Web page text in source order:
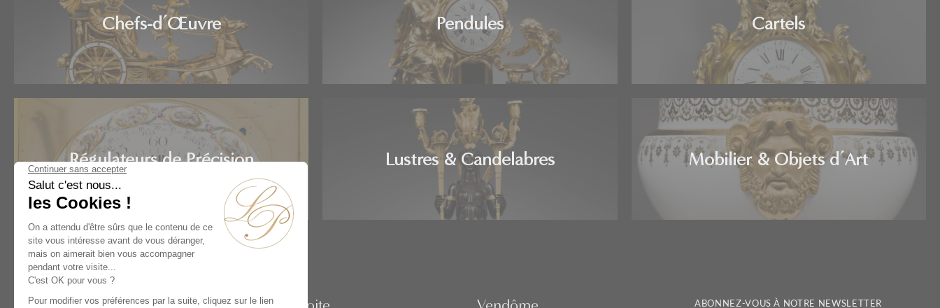
Chefs-d’Œuvre Pendules Cartels
Régulateurs de Précision Lustres & Candelabres Mobilier & Objets d’Art
Accueil Artistes André-Charles Boulle
ABONNEZ-VOUS À NOTRE NEWSLETTER